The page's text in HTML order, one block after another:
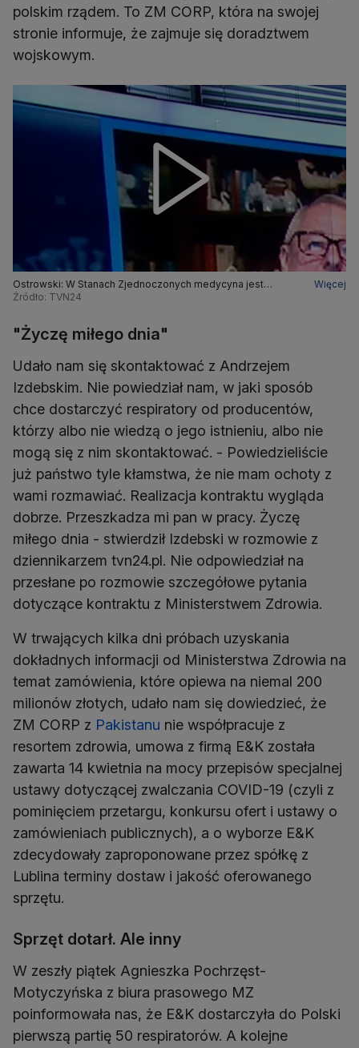
polskim rządem. To ZM CORP, która na swojej
stronie informuje, że zajmuje się doradztwem
wojskowym.
Ostrowski: W Stanach Zjednoczonych medycyna jest
prywatna, respiratorów jest dużo. Nie dyskryminuje się też z
Więcej
Źródło: TVN24
"Życzę miłego dnia"
Udało nam się skontaktować z Andrzejem
Izdebskim. Nie powiedział nam, w jaki sposób
chce dostarczyć respiratory od producentów,
którzy albo nie wiedzą o jego istnieniu, albo nie
mogą się z nim skontaktować. - Powiedzieliście
już państwo tyle kłamstwa, że nie mam ochoty z
wami rozmawiać. Realizacja kontraktu wygląda
dobrze. Przeszkadza mi pan w pracy. Życzę
miłego dnia - stwierdził Izdebski w rozmowie z
dziennikarzem tvn24.pl. Nie odpowiedział na
przesłane po rozmowie szczegółowe pytania
dotyczące kontraktu z Ministerstwem Zdrowia.
W trwających kilka dni próbach uzyskania
dokładnych informacji od Ministerstwa Zdrowia na
temat zamówienia, które opiewa na niemal 200
milionów złotych, udało nam się dowiedzieć, że
ZM CORP z Pakistanu nie współpracuje z
resortem zdrowia, umowa z firmą E&K została
zawarta 14 kwietnia na mocy przepisów specjalnej
ustawy dotyczącej zwalczania COVID-19 (czyli z
pominięciem przetargu, konkursu ofert i ustawy o
zamówieniach publicznych), a o wyborze E&K
zdecydowały zaproponowane przez spółkę z
Lublina terminy dostaw i jakość oferowanego
sprzętu.
Sprzęt dotarł. Ale inny
W zeszły piątek Agnieszka Pochrzęst-
Motyczyńska z biura prasowego MZ
poinformowała nas, że E&K dostarczyła do Polski
pierwszą partię 50 respiratorów. A kolejne